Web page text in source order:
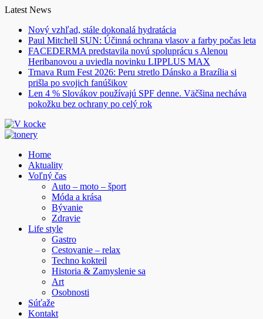
Skip
content
Latest News
Nový vzhľad, stále dokonalá hydratácia
Paul Mitchell SUN: Účinná ochrana vlasov a farby počas leta
FACEDERMA predstavila novú spoluprácu s Alenou
Heribanovou a uviedla novinku LIPPLUS MAX
Trnava Rum Fest 2026: Peru stretlo Dánsko a Brazília si
prišla po svojich fanúšikov
Len 4 % Slovákov používajú SPF denne. Väčšina necháva
pokožku bez ochrany po celý rok
Home
Aktuality
Voľný čas
Auto – moto – šport
Móda a krása
Bývanie
Zdravie
Life style
Gastro
Cestovanie – relax
Techno kokteil
Historia & Zamyslenie sa
Art
Osobnosti
Súťaže
Kontakt